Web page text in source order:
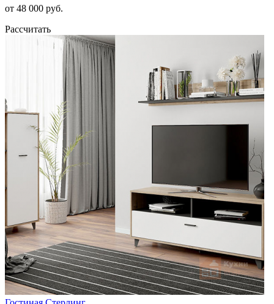
от 48 000 руб.
Рассчитать